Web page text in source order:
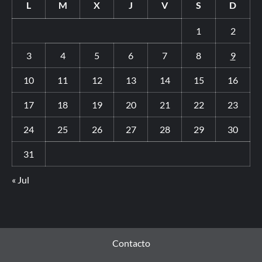
L M X J V S D
1 2
3 4 5 6 7 8 9
10 11 12 13 14 15 16
17 18 19 20 21 22 23
24 25 26 27 28 29 30
31
« Jul
Contacto